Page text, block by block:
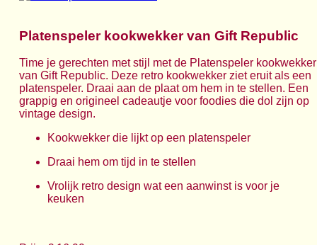
Platenspeler kookwekker van Gift Republic
Time je gerechten met stijl met de Platenspeler kookwekker
van Gift Republic. Deze retro kookwekker ziet eruit als een
platenspeler. Draai aan de plaat om hem in te stellen. Een
grappig en origineel cadeautje voor foodies die dol zijn op
vintage design.
Kookwekker die lijkt op een platenspeler
Draai hem om tijd in te stellen
Vrolijk retro design wat een aanwinst is voor je
keuken